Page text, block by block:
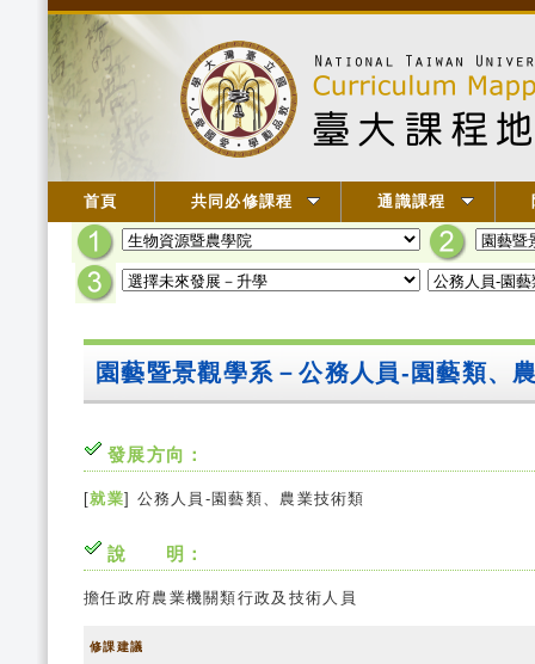
首頁 共同必修課程 通識課程
園藝暨景觀學系－公務人員-園藝類、
發展方向：
[就業] 公務人員-園藝類、農業技術類
說 明：
擔任政府農業機關類行政及技術人員
修課建議